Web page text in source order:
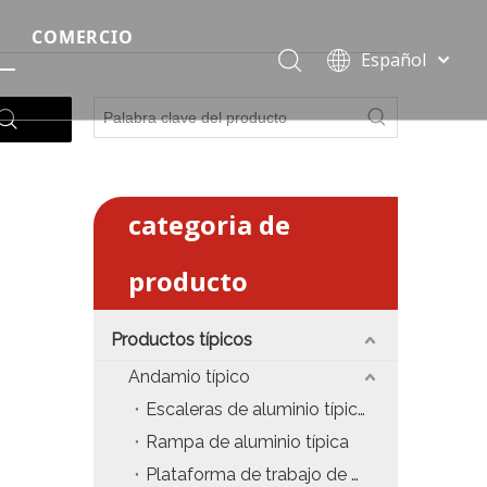
COMERCIO
Precio de etapa rápida
Precio del armazón de iluminación estándar
Precio de la armadura del techo
Precio de productos relevantes de armadura
Precio de iluminación de escenario
Precio de necesidades de eventos
Español
Pусский
categoria de
producto
Productos típicos
Andamio típico
Escaleras de aluminio típicas
Rampa de aluminio típica
Plataforma de trabajo de aluminio típica